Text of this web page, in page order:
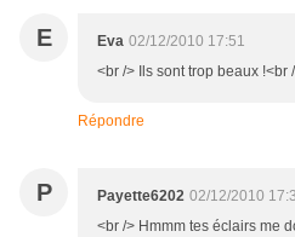
E Eva 02/12/2010 17:51
<br /> Ils sont trop beaux !<br
Répondre
P Payette6202 02/12/2010
<br /> Hmmm tes éclairs me